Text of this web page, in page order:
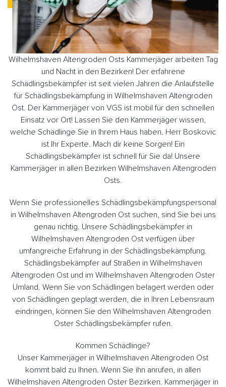
Wilhelmshaven Altengroden Osts Kammerjäger arbeiten Tag
und Nacht in den Bezirken! Der erfahrene
Schädlingsbekämpfer ist seit vielen Jahren die Anlaufstelle
für Schädlingsbekämpfung in Wilhelmshaven Altengroden
Ost. Der Kammerjäger von VGS ist mobil für den schnellen
Einsatz vor Ort! Lassen Sie den Kammerjäger wissen,
welche Schädlinge Sie in Ihrem Haus haben. Herr Boskovic
ist Ihr Experte. Mach dir keine Sorgen! Ein
Schädlingsbekämpfer ist schnell für Sie da! Unsere
Kammerjäger in allen Bezirken Wilhelmshaven Altengroden
Osts.
Wenn Sie professionelles Schädlingsbekämpfungspersonal
in Wilhelmshaven Altengroden Ost suchen, sind Sie bei uns
genau richtig. Unsere Schädlingsbekämpfer in
Wilhelmshaven Altengroden Ost verfügen über
umfangreiche Erfahrung in der Schädlingsbekämpfung.
Schädlingsbekämpfer auf Straßen in Wilhelmshaven
Altengroden Ost und im Wilhelmshaven Altengroden Oster
Umland. Wenn Sie von Schädlingen belagert werden oder
von Schädlingen geplagt werden, die in Ihren Lebensraum
eindringen, können Sie den Wilhelmshaven Altengroden
Oster Schädlingsbekämpfer rufen.
Kommen Schädlinge?
Unser Kammerjäger in Wilhelmshaven Altengroden Ost
kommt bald zu Ihnen. Wenn Sie ihn anrufen, in allen
Wilhelmshaven Altengroden Oster Bezirken. Kammerjäger in